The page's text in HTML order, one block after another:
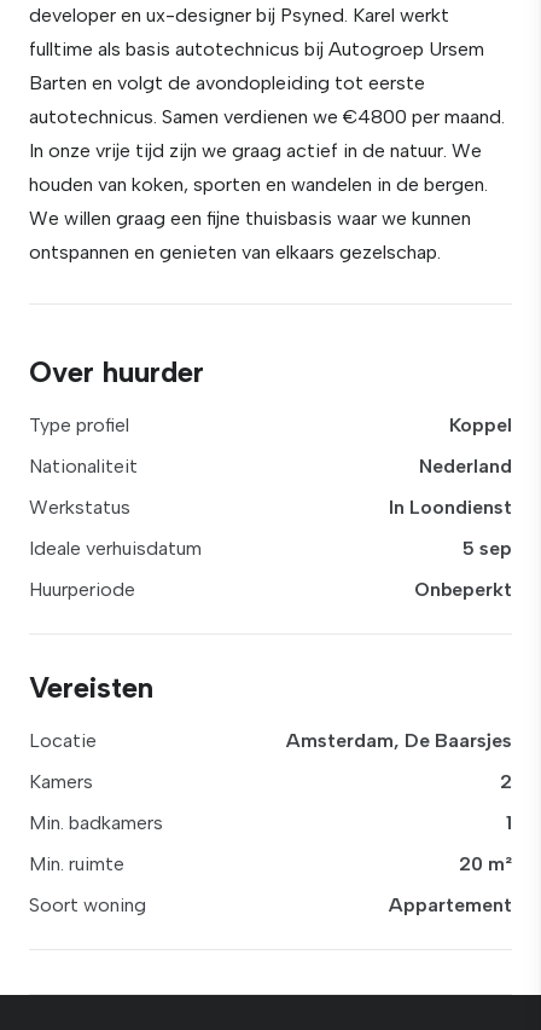
developer en ux-designer bij Psyned. Karel werkt
fulltime als basis autotechnicus bij Autogroep Ursem
Barten en volgt de avondopleiding tot eerste
autotechnicus. Samen verdienen we €4800 per maand.
In onze vrije tijd zijn we graag actief in de natuur. We
houden van koken, sporten en wandelen in de bergen.
We willen graag een fijne thuisbasis waar we kunnen
ontspannen en genieten van elkaars gezelschap.
Over huurder
Type profiel
Koppel
Nationaliteit
Nederland
Werkstatus
In Loondienst
Ideale verhuisdatum
5 sep
Huurperiode
Onbeperkt
Vereisten
Locatie
Amsterdam, De Baarsjes
Kamers
2
Min. badkamers
1
Min. ruimte
20 m²
Soort woning
Appartement